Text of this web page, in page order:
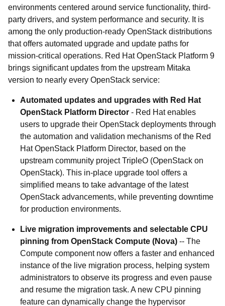
environments centered around service functionality, third-
party drivers, and system performance and security. It is
among the only production-ready OpenStack distributions
that offers automated upgrade and update paths for
mission-critical operations. Red Hat OpenStack Platform 9
brings significant updates from the upstream Mitaka
version to nearly every OpenStack service:
Automated updates and upgrades with Red Hat
OpenStack Platform Director - Red Hat enables
users to upgrade their OpenStack deployments through
the automation and validation mechanisms of the Red
Hat OpenStack Platform Director, based on the
upstream community project TripleO (OpenStack on
OpenStack). This in-place upgrade tool offers a
simplified means to take advantage of the latest
OpenStack advancements, while preventing downtime
for production environments.
Live migration improvements and selectable CPU
pinning from OpenStack Compute (Nova) -- The
Compute component now offers a faster and enhanced
instance of the live migration process, helping system
administrators to observe its progress and even pause
and resume the migration task. A new CPU pinning
feature can dynamically change the hypervisor